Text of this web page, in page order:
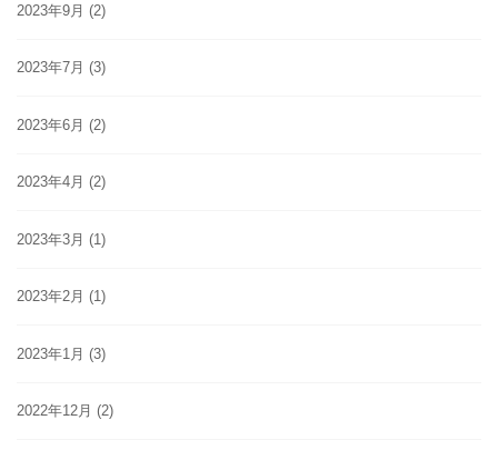
2023年9月 (2)
2023年7月 (3)
2023年6月 (2)
2023年4月 (2)
2023年3月 (1)
2023年2月 (1)
2023年1月 (3)
2022年12月 (2)